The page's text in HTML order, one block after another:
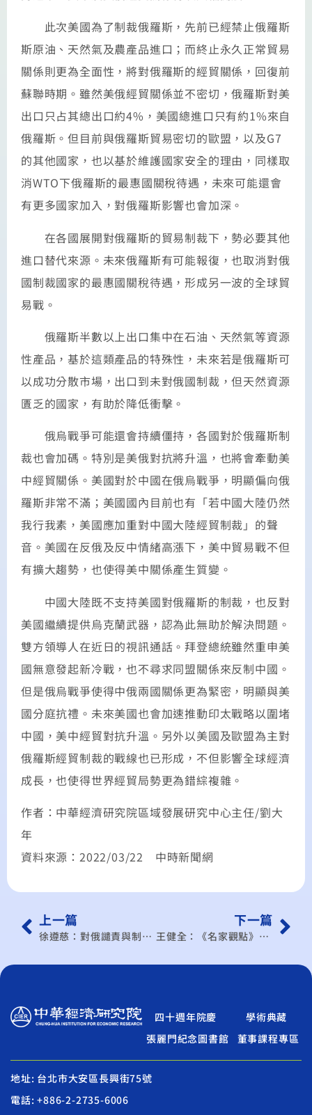
此次美國為了制裁俄羅斯，先前已經禁止俄羅斯
斯原油、天然氣及農產品進口；而終止永久正常貿易
關係則更為全面性，將對俄羅斯的經貿關係，回復前
蘇聯時期。雖然美俄經貿關係並不密切，俄羅斯對美
出口只占其總出口約4%，美國總進口只有約1%來自
俄羅斯。但目前與俄羅斯貿易密切的歐盟，以及G7
的其他國家，也以基於維護國家安全的理由，同樣取
消WTO下俄羅斯的最惠國關稅待遇，未來可能還會
有更多國家加入，對俄羅斯影響也會加深。
在各國展開對俄羅斯的貿易制裁下，勢必要其他
進口替代來源。未來俄羅斯有可能報復，也取消對俄
國制裁國家的最惠國關稅待遇，形成另一波的全球貿
易戰。
俄羅斯半數以上出口集中在石油、天然氣等資源
性產品，基於這類產品的特殊性，未來若是俄羅斯可
以成功分散市場，出口到未對俄國制裁，但天然資源
匱乏的國家，有助於降低衝擊。
俄烏戰爭可能還會持續僵持，各國對於俄羅斯制
裁也會加碼。特別是美俄對抗將升溫，也將會牽動美
中經貿關係。美國對於中國在俄烏戰爭，明顯偏向俄
羅斯非常不滿；美國國內目前也有「若中國大陸仍然
我行我素，美國應加重對中國大陸經貿制裁」的聲
音。美國在反俄及反中情緒高漲下，美中貿易戰不但
有擴大趨勢，也使得美中關係產生質變。
中國大陸既不支持美國對俄羅斯的制裁，也反對
美國繼續提供烏克蘭武器，認為此無助於解決問題。
雙方領導人在近日的視訊通話。拜登總統雖然重申美
國無意發起新冷戰，也不尋求同盟關係來反制中國。
但是俄烏戰爭使得中俄兩國關係更為緊密，明顯與美
國分庭抗禮。未來美國也會加速推動印太戰略以圍堵
中國，美中經貿對抗升溫。另外以美國及歐盟為主對
俄羅斯經貿制裁的戰線也已形成，不但影響全球經濟
成長，也使得世界經貿局勢更為錯綜複雜。
作者：中華經濟研究院區域發展研究中心主任/劉大
年
資料來源：2022/03/22 中時新聞網
上一篇
徐遵慈：對俄譴責與制裁 東協為何不跟進
下一篇
王健全：《名家觀點》實質薪資倒退的原因、影響、因應
四十週年院慶
學術典藏
張麗門紀念圖書館
董事課程專區
地址: 台北市大安區長興街75號
電話: +886-2-2735-6006